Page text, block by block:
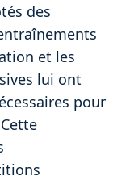
des
et les
lui ont
pour